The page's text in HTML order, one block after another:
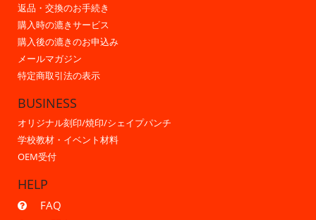
返品・交換のお手続き
購入時の漉きサービス
購入後の漉きのお申込み
メールマガジン
特定商取引法の表示
BUSINESS
オリジナル刻印/焼印/シェイプパンチ
学校教材・イベント材料
OEM受付
HELP
FAQ